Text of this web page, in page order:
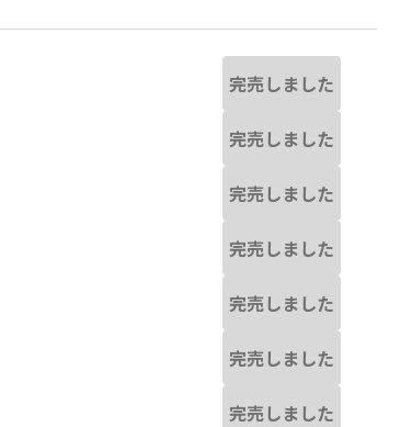
完売しました
完売しました
完売しました
完売しました
完売しました
完売しました
完売しました